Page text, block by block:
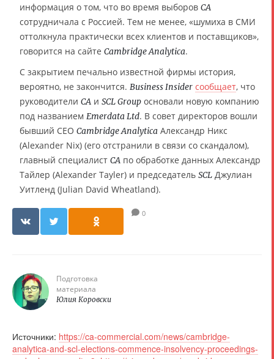
информация о том, что во время выборов CA
сотрудничала с Россией. Тем не менее, «шумиха в СМИ
оттолкнула практически всех клиентов и поставщиков»,
говорится на сайте Cambridge Analytica.
С закрытием печально известной фирмы история,
вероятно, не закончится. Business Insider сообщает, что
руководители CA и SCL Group основали новую компанию
под названием Emerdata Ltd. В совет директоров вошли
бывший CEO Cambridge Analytica Александр Никс
(Alexander Nix) (его отстранили в связи со скандалом),
главный специалист CA по обработке данных Александр
Тайлер (Alexander Tayler) и председатель SCL Джулиан
Уитленд (Julian David Wheatland).
0
Подготовка
материала
Юлия Коровски
Источники: https://ca-commercial.com/news/cambridge-
analytica-and-scl-elections-commence-insolvency-proceedings-